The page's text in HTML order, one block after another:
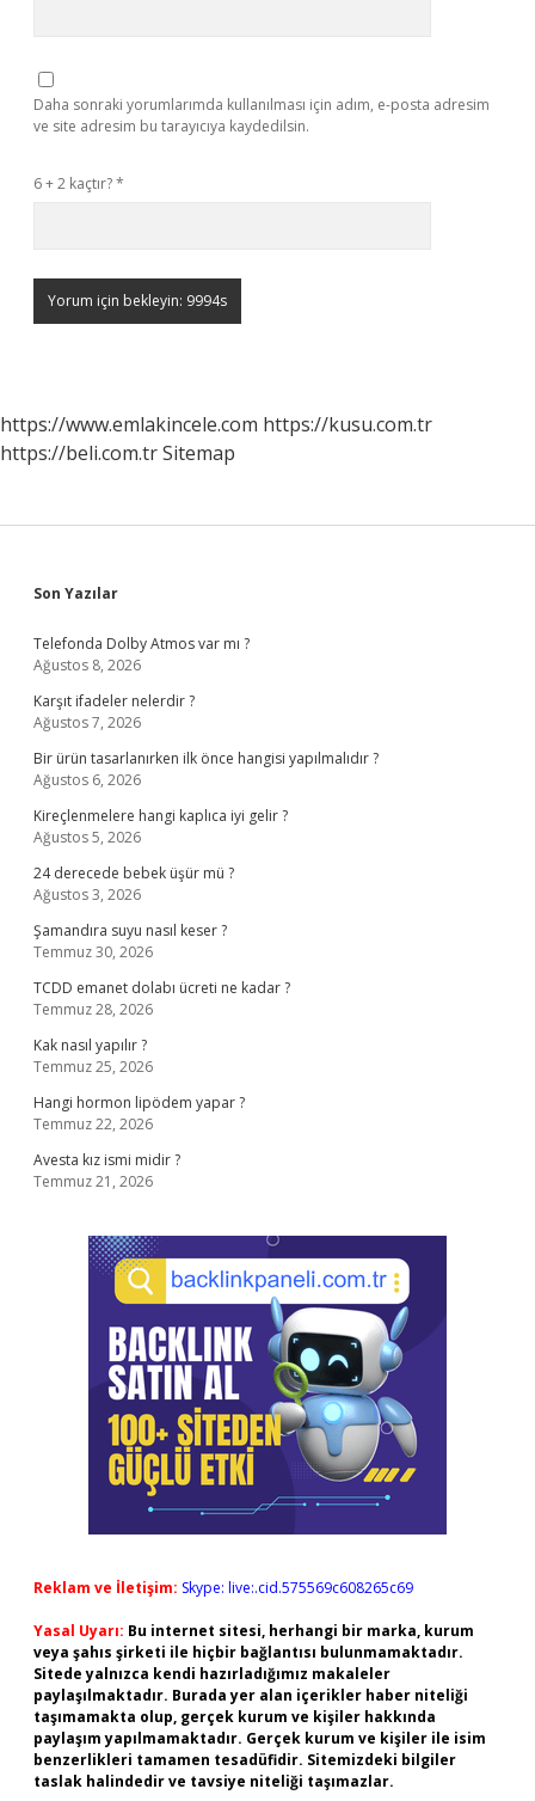
Daha sonraki yorumlarımda kullanılması için adım, e-posta adresim
ve site adresim bu tarayıcıya kaydedilsin.
6 + 2 kaçtır?*
https://www.emlakincele.com https://kusu.com.tr
https://beli.com.trSitemap
Sidebar
Son Yazılar
Telefonda Dolby Atmos var mı ?
Ağustos 8, 2026
Karşıt ifadeler nelerdir ?
Ağustos 7, 2026
Bir ürün tasarlanırken ilk önce hangisi yapılmalıdır ?
Ağustos 6, 2026
Kireçlenmelere hangi kaplıca iyi gelir ?
Ağustos 5, 2026
24 derecede bebek üşür mü ?
Ağustos 3, 2026
Şamandıra suyu nasıl keser ?
Temmuz 30, 2026
TCDD emanet dolabı ücreti ne kadar ?
Temmuz 28, 2026
Kak nasıl yapılır ?
Temmuz 25, 2026
Hangi hormon lipödem yapar ?
Temmuz 22, 2026
Avesta kız ismi midir ?
Temmuz 21, 2026
Reklam ve İletişim: Skype: live:.cid.575569c608265c69
Yasal Uyarı: Bu internet sitesi, herhangi bir marka, kurum
veya şahıs şirketi ile hiçbir bağlantısı bulunmamaktadır.
Sitede yalnızca kendi hazırladığımız makaleler
paylaşılmaktadır. Burada yer alan içerikler haber niteliği
taşımamakta olup, gerçek kurum ve kişiler hakkında
paylaşım yapılmamaktadır. Gerçek kurum ve kişiler ile isim
benzerlikleri tamamen tesadüfidir. Sitemizdeki bilgiler
taslak halindedir ve tavsiye niteliği taşımazlar.